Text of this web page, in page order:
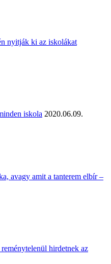
nyitják ki az iskolákat
iskola 2020.06.09.
avagy amit a tanterem elbír –
hirdetnek az